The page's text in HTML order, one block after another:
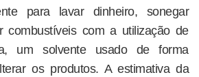
para lavar dinheiro, sonegar
combustíveis com a utilização de
um solvente usado de forma
os produtos. A estimativa da